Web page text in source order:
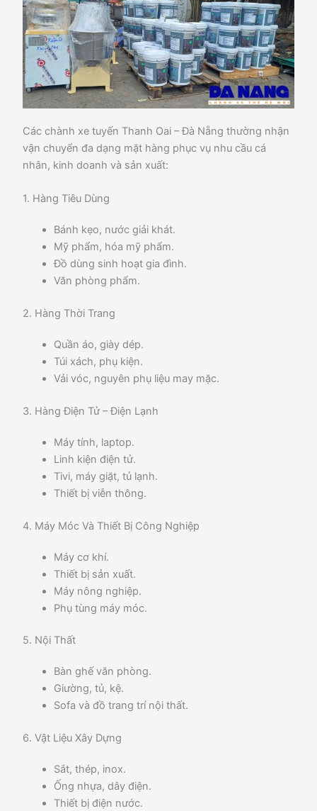
Các chành xe tuyến Thanh Oai – Đà Nẵng thường nhận
vận chuyển đa dạng mặt hàng phục vụ nhu cầu cá
nhân, kinh doanh và sản xuất:
1. Hàng Tiêu Dùng
Bánh kẹo, nước giải khát.
Mỹ phẩm, hóa mỹ phẩm.
Đồ dùng sinh hoạt gia đình.
Văn phòng phẩm.
2. Hàng Thời Trang
Quần áo, giày dép.
Túi xách, phụ kiện.
Vải vóc, nguyên phụ liệu may mặc.
3. Hàng Điện Tử – Điện Lạnh
Máy tính, laptop.
Linh kiện điện tử.
Tivi, máy giặt, tủ lạnh.
Thiết bị viễn thông.
4. Máy Móc Và Thiết Bị Công Nghiệp
Máy cơ khí.
Thiết bị sản xuất.
Máy nông nghiệp.
Phụ tùng máy móc.
5. Nội Thất
Bàn ghế văn phòng.
Giường, tủ, kệ.
Sofa và đồ trang trí nội thất.
6. Vật Liệu Xây Dựng
Sắt, thép, inox.
Ống nhựa, dây điện.
Thiết bị điện nước.